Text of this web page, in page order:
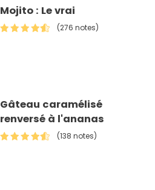
Mojito : Le vrai
(276 notes)
Gâteau caramélisé
renversé à l'ananas
(138 notes)